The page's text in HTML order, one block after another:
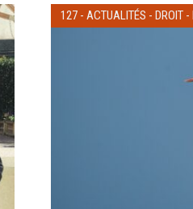
127- ACTUALITÉS - DROIT-